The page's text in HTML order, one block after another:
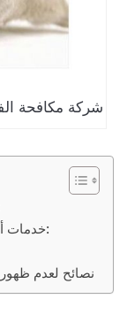
شركة مكافحة
خدمات أخرى توفرها شركة مكافحة الفئران بالبدائع:
نصائح لعدم ظهور